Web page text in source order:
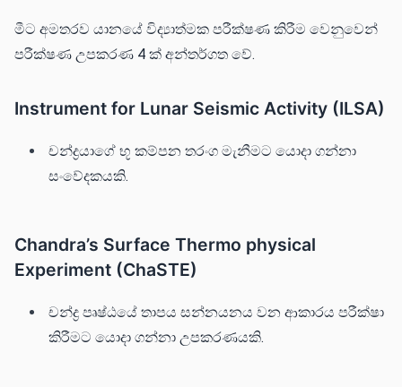
මීට අමතරව යානයේ විද්‍යාත්මක පරීක්ෂණ කිරීම වෙනුවෙන්
පරීක්ෂණ උපකරණ 4 ක් අන්තර්ගත වේ.
Instrument for Lunar Seismic Activity (ILSA)
චන්ද්‍රයාගේ භූ කම්පන තරංග මැනීමට යොදා ගන්නා
සංවේදකයකි.
Chandra’s Surface Thermo physical
Experiment (ChaSTE)
චන්ද්‍ර පෘෂ්ඨයේ තාපය සන්නයනය වන ආකාරය පරීක්ෂා
කිරීමට යොදා ගන්නා උපකරණයකි.